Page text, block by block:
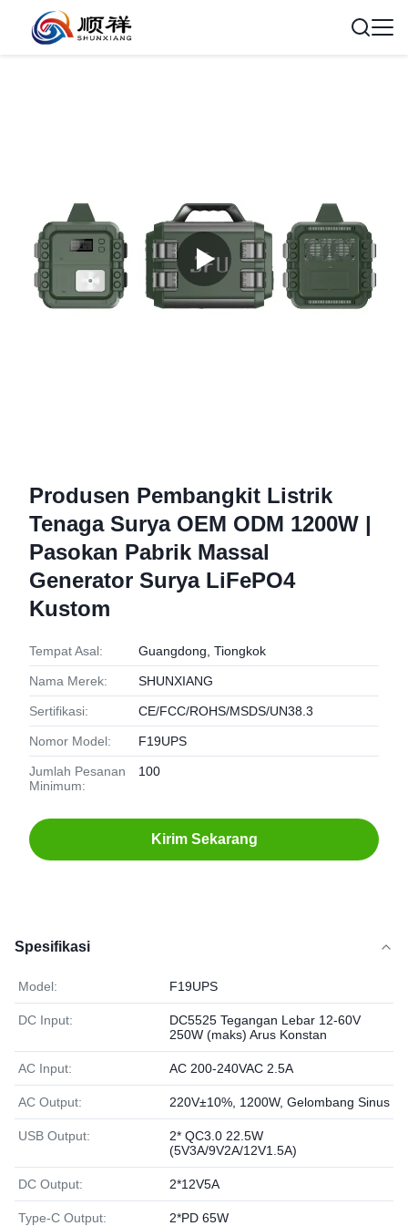
Produsen Pembangkit Listrik
Tenaga Surya OEM ODM 1200W |
Pasokan Pabrik Massal
Generator Surya LiFePO4
Kustom
Tempat Asal: Guangdong, Tiongkok
Nama Merek: SHUNXIANG
Sertifikasi: CE/FCC/ROHS/MSDS/UN38.3
Nomor Model: F19UPS
Jumlah Pesanan
Minimum:
100
Kirim Sekarang
Spesifikasi
Model: F19UPS
DC Input:
DC5525 Tegangan Lebar 12-60V
250W (maks) Arus Konstan
AC Input: AC 200-240VAC 2.5A
AC Output: 220V±10%, 1200W, Gelombang Sinus
USB Output:
2* QC3.0 22.5W
(5V3A/9V2A/12V1.5A)
DC Output: 2*12V5A
Type-C Output: 2*PD 65W